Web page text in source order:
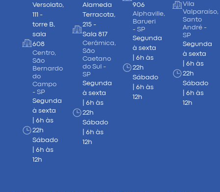
Versolato,
111 -
torre B,
sala
608
Centro,
São
Bernardo
do
Campo
- SP
Segunda
à sexta
| 6h às
22h
Sábado
| 6h às
12h
Alameda
Terracota,
215 -
Sala 817
Cerâmica,
São
Caetano
do Sul -
SP
Segunda
à sexta
| 6h às
22h
Sábado
| 6h às
12h
906
Alphaville,
Barueri
- SP
Segunda
à sexta
| 6h às
22h
Sábado
| 6h às
12h
Vila
Valparaíso,
Santo
André -
SP
Segunda
à sexta
| 6h às
22h
Sábado
| 6h às
12h